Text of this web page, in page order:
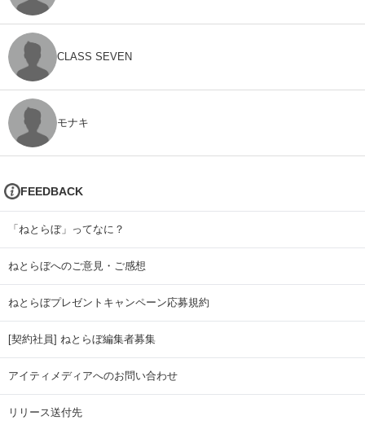
CLASS SEVEN
モナキ
FEEDBACK
「ねとらぼ」ってなに？
ねとらぼへのご意見・ご感想
ねとらぼプレゼントキャンペーン応募規約
[契約社員] ねとらぼ編集者募集
アイティメディアへのお問い合わせ
リリース送付先